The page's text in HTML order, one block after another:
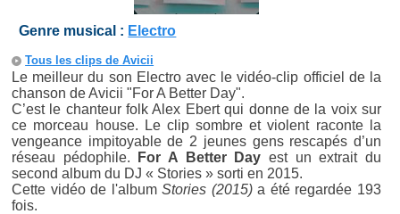
Genre musical : Electro
Tous les clips de Avicii
Le meilleur du son Electro avec le vidéo-clip officiel de la
chanson de Avicii "For A Better Day".
C’est le chanteur folk Alex Ebert qui donne de la voix sur
ce morceau house. Le clip sombre et violent raconte la
vengeance impitoyable de 2 jeunes gens rescapés d’un
réseau pédophile.
For A Better Day est un extrait du
second album du DJ « Stories » sorti en 2015.
Cette vidéo de l'albumStories (2015)a été regardée 193
fois.